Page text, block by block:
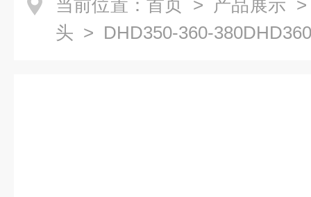
当前位置： 首页 > 产品展示
头 > DHD350-360-